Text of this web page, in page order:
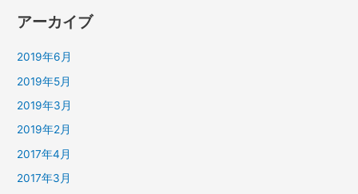
アーカイブ
2019年6月
2019年5月
2019年3月
2019年2月
2017年4月
2017年3月